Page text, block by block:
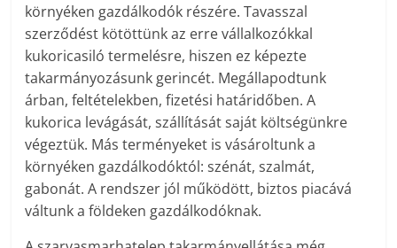
környéken gazdálkodók részére. Tavasszal
szerződést kötöttünk az erre vállalkozókkal
kukoricasiló termelésre, hiszen ez képezte
takarmányozásunk gerincét. Megállapodtunk
árban, feltételekben, fizetési határidőben. A
kukorica levágását, szállítását saját költségünkre
végeztük. Más terményeket is vásároltunk a
környéken gazdálkodóktól: szénát, szalmát,
gabonát. A rendszer jól működött, biztos piacává
váltunk a földeken gazdálkodóknak.